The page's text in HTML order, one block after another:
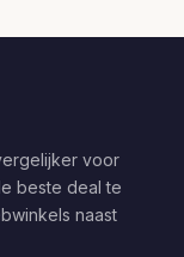
voor
beste deal te
naast